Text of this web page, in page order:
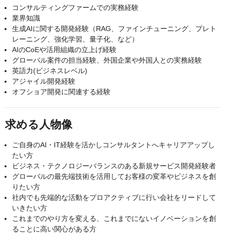
コンサルティングファームでの実務経験
業界知識
生成AIに関する開発経験（RAG、ファインチューニング、プレト
レーニング、強化学習、量子化、など）
AIのCoEや活用組織の立上げ経験
グローバル案件の担当経験、外国企業や外国人との実務経験
英語力(ビジネスレベル)
アジャイル開発経験
オフショア開発に関連する経験
求める人物像
ご自身のAI・IT経験を活かしコンサルタントへキャリアアップし
たい方
ビジネス・テクノロジーバランスのある新規サービス開発経験者
グローバルの最先端技術を活用してお客様の変革やビジネスを創
りたい方
社内でも先端的な活動をプロアクティブに行い会社をリードして
いきたい方
これまでのやり方を変える、これまでにないイノベーションを創
ることに高い関心がある方